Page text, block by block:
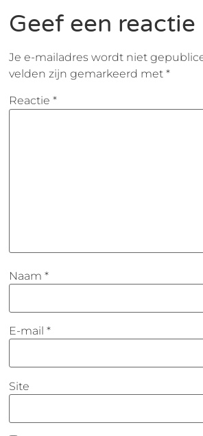
Geef een reactie
Je e-mailadres wordt niet
velden zijn gemarkeerd met*
Reactie*
Naam*
E-mail*
Site